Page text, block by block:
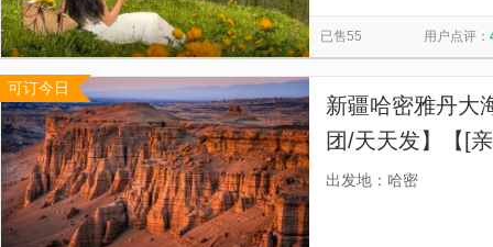
已售55 用户点评：
可订今日
新疆哈密雅丹大
团/天天发】【[
大海道雅丹地貌
出发地：哈密